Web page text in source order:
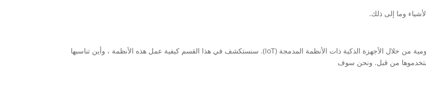
وما إلى ذلك.
مقدمة: Smart Home هي تقنية ناشئة تهدف إلى تحسين حياتنا اليومية من خلال الأجهزة الذكية ذات الأنظمة المدمجة (IoT). سنستكشف في هذا القسم كيفية عمل هذه الأنظمة ، وأين تناسبها
يستخدموها من قبل. ونحن سوف